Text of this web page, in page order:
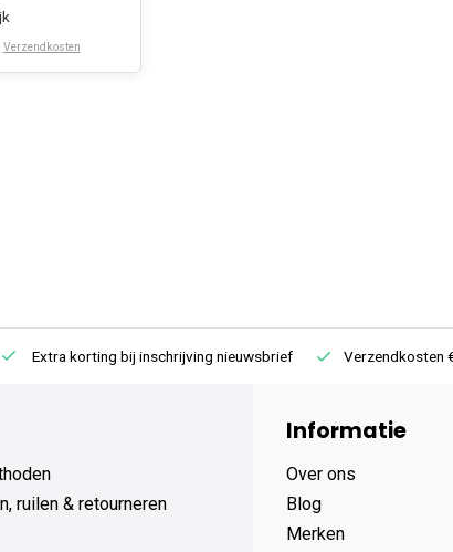
Verzendkosten
Extra korting bij inschrijving nieuwsbrief Verzendkosten
ruilen & retourneren
Informatie
Over ons
Blog
Merken